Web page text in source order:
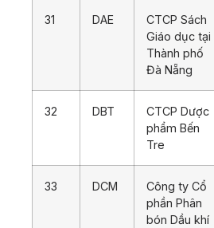
31 DAE
CTCP Sách
Giáo dục tại
Thành phố
Đà Nẵng
32 DBT
CTCP Dược
phẩm Bến
Tre
33 DCM
Công ty Cổ
phần Phân
bón Dầu khí